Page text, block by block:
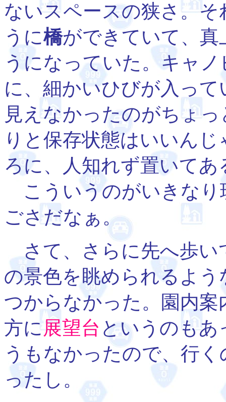
ないスペースの狭さ。
うに橋ができていて、
うになっていた。キャ
に、細かいひびが入っ
見えなかったのがちょ
りと保存状態はいいん
ろに、人知れず置いて
こういうのがいきなり
ごさだなぁ。
さて、さらに先へ歩い
の景色を眺められるよ
つからなかった。園内
方に展望台 というのも
うもなかったので、行
ったし。